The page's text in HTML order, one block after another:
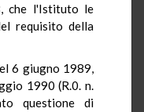
che l'Istituto le
requisito della
6 giugno 1989,
1990 (R.0. n.
questione di